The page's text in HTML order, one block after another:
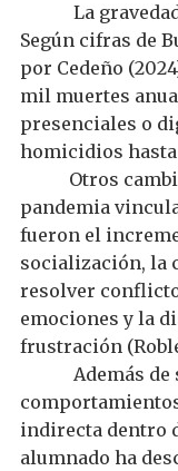
La
Según cifras de
por Cedeño
mil muertes
presenciales o
homicidios
Otros
pandemia
fueron el
socialización,la
resolver
emociones yla
frustración
Además de
indirecta dentro
alumnado ha